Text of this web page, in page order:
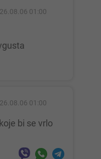
01:00
01:00